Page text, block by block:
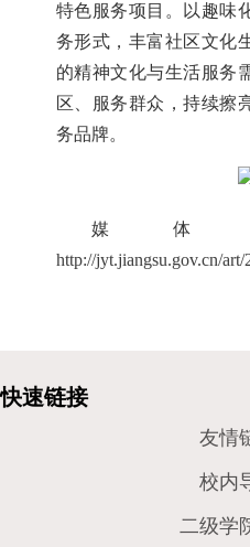
特色服务项目。以趣味
务形式，丰富社区文化
的精神文化与生活服务
区、服务群众，持续擦
务品牌。
媒体
http://jyt.jiangsu.gov.cn/
友情
校内
二级学